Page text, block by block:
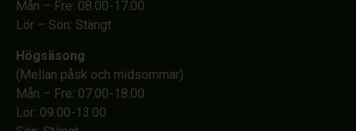
Mån – Fre: 08.00-17.00
Lör – Sön: Stängt
Högsäsong
(Mellan påsk och midsommar)
Mån – Fre: 07.00-18.00
Lör: 09.00-13.00